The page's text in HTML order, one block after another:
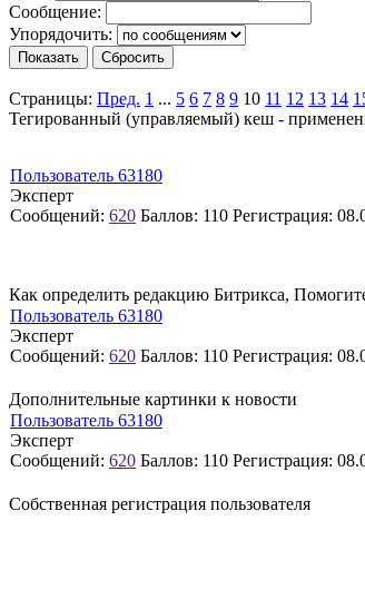
Сообщение:
Упорядочить:
Страницы: Пред. 1 ... 5 6 7 8 9 10 11 12 13 14
Тегированный (управляемый) кеш -
Пользователь 63180
Эксперт
Сообщений: 620 Баллов: 110 Регистрация:
Как определить редакцию Битрикса,
Пользователь 63180
Эксперт
Сообщений: 620 Баллов: 110 Регистрация:
Дополнительные картинки к новости
Пользователь 63180
Эксперт
Сообщений: 620 Баллов: 110 Регистрация:
Собственная регистрация пользователя